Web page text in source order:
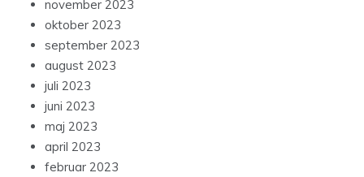
november 2023
oktober 2023
september 2023
august 2023
juli 2023
juni 2023
maj 2023
april 2023
februar 2023